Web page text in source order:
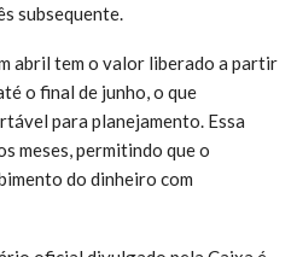
subsequente.
abril tem o valor liberado a partir
o final de junho, o que
para planejamento. Essa
meses, permitindo que o
do dinheiro com